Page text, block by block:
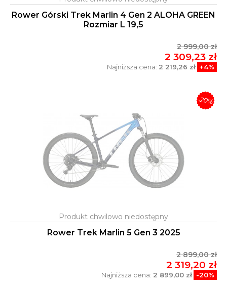
Rower Górski Trek Marlin 4 Gen 2 ALOHA GREEN
Rozmiar L 19,5
2 999,00 zł
2 309,23 zł
Najniższa cena: 2 219,26 zł +4%
Rower Trek Marlin 5 Gen 3 2025
2 899,00 zł
2 319,20 zł
Najniższa cena: 2 899,00 zł -20%
-20%